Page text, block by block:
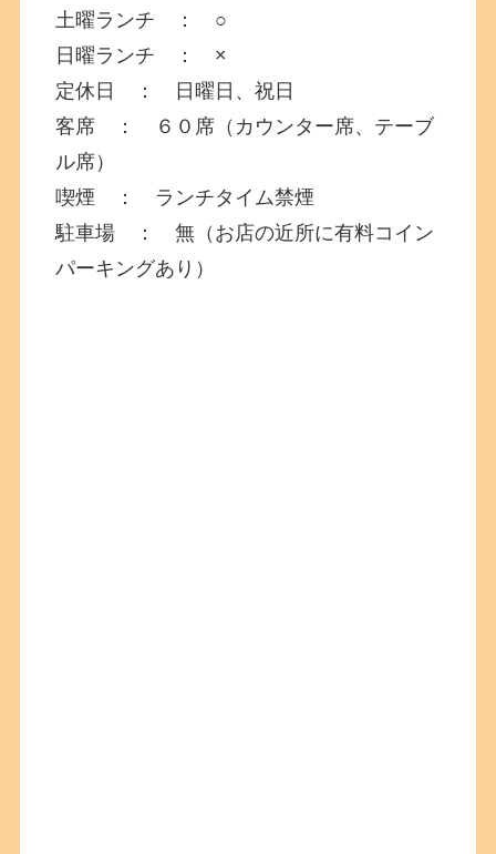
土曜ランチ ： ○
日曜ランチ ： ×
定休日 ： 日曜日、祝日
客席 ： ６０席（カウンター席、テーブ
ル席）
喫煙 ： ランチタイム禁煙
駐車場 ： 無（お店の近所に有料コイン
パーキングあり）